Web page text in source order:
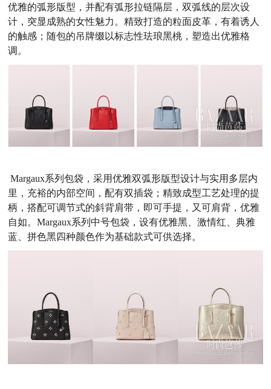
优雅的弧形版型，并配有弧形拉链隔层，双弧线的层次设
计，突显成熟的女性魅力。精致打造的粒面皮革，有着诱人
的触感；随包的吊牌缀以标志性珐琅黑桃，塑造出优雅格
调。
Margaux系列包袋，采用优雅双弧形版型设计与实用多层内
里，充裕的内部空间，配有双插袋；精致成型工艺处理的提
柄，搭配可调节式的斜背肩带，即可手提，又可肩背，优雅
自如。Margaux系列中号包袋，设有优雅黑、激情红、典雅
蓝、拼色黑四种颜色作为基础款式可供选择。